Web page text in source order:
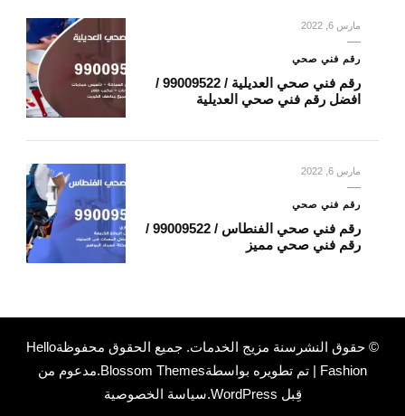
مارس 6, 2022
رقم فني صحي
رقم فني صحي العديلية / 99009522 /
افضل رقم فني صحي العديلية
مارس 6, 2022
رقم فني صحي
رقم فني صحي الفنطاس / 99009522 /
رقم فني صحي مميز
© حقوق النشرسنة مزيج الخدمات. جميع الحقوق محفوظةHello
Fashion | تم تطويره بواسطة
Blossom Themes.مدعوم من
قِبل WordPress
.سياسة الخصوصية